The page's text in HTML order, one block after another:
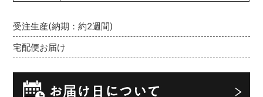
受注生産(納期：約2週間)
宅配便お届け